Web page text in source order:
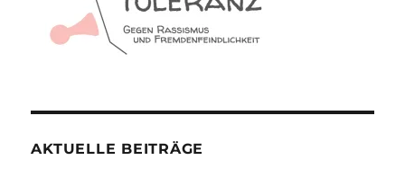
AKTUELLE BEITRÄGE